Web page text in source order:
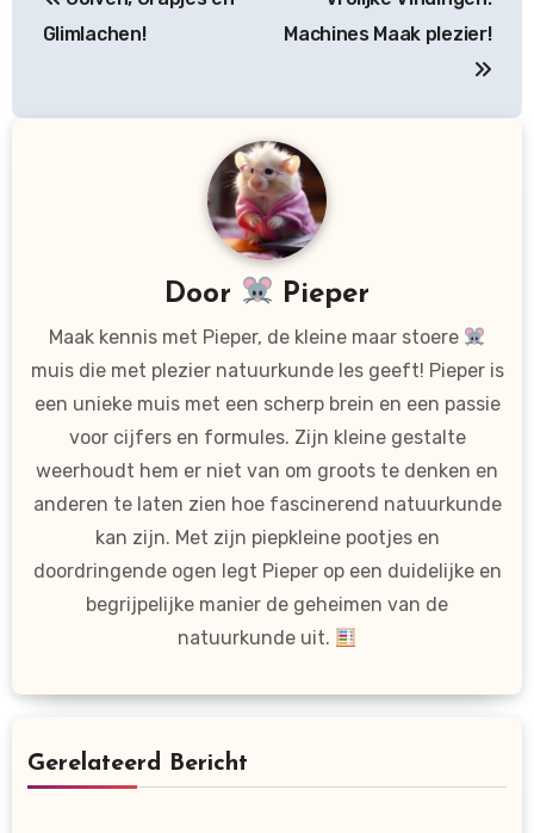
navigatie
Glimlachen!
Machines Maak plezier!
Door Pieper
Maak kennis met Pieper, de kleine maar stoere
muis die met plezier natuurkunde les geeft! Pieper is
een unieke muis met een scherp brein en een passie
voor cijfers en formules. Zijn kleine gestalte
weerhoudt hem er niet van om groots te denken en
anderen te laten zien hoe fascinerend natuurkunde
kan zijn. Met zijn piepkleine pootjes en
doordringende ogen legt Pieper op een duidelijke en
begrijpelijke manier de geheimen van de
natuurkunde uit.
Gerelateerd Bericht